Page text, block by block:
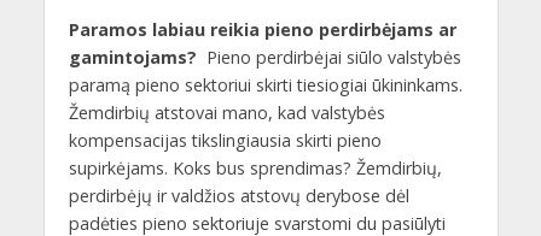
Paramos labiau reikia pieno perdirbėjams ar
gamintojams? Pieno perdirbėjai siūlo valstybės
paramą pieno sektoriui skirti tiesiogiai ūkininkams.
Žemdirbių atstovai mano, kad valstybės
kompensacijas tikslingiausia skirti pieno
supirkėjams. Koks bus sprendimas? Žemdirbių,
perdirbėjų ir valdžios atstovų derybose dėl
padėties pieno sektoriuje svarstomi du pasiūlyti